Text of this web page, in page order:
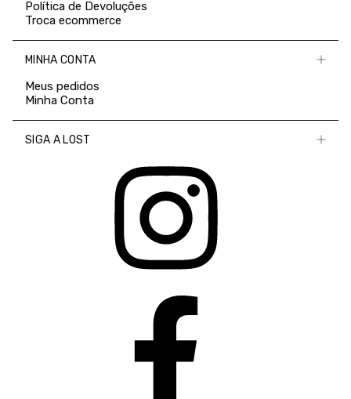
Política de Devoluções
Troca ecommerce
MINHA CONTA
Meus pedidos
Minha Conta
SIGA A LOST